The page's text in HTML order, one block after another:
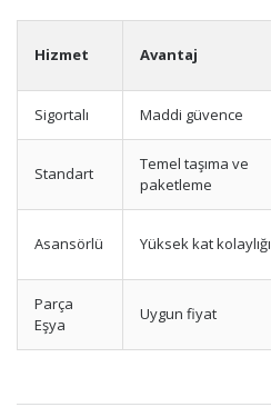
Hizmet Avantaj
Sigortalı Maddi güvence
Standart
Temel taşıma ve
paketleme
Asansörlü Yüksek kat kolaylığı
Parça
Eşya
Uygun fiyat